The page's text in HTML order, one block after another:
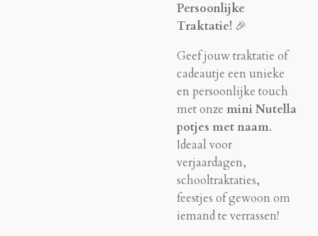
Persoonlijke
Traktatie! 🎉
Geef jouw traktatie of
cadeautje een unieke
en persoonlijke touch
met onze mini Nutella
potjes met naam.
Ideaal voor
verjaardagen,
schooltraktaties,
feestjes of gewoon om
iemand te verrassen!